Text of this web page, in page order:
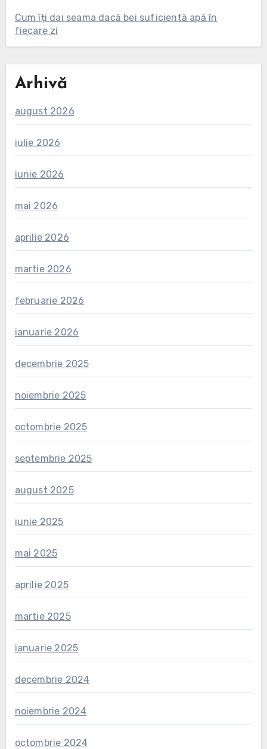
Cum îți dai seama dacă bei suficientă apă în
fiecare zi
Arhivă
august 2026
iulie 2026
iunie 2026
mai 2026
aprilie 2026
martie 2026
februarie 2026
ianuarie 2026
decembrie 2025
noiembrie 2025
octombrie 2025
septembrie 2025
august 2025
iunie 2025
mai 2025
aprilie 2025
martie 2025
ianuarie 2025
decembrie 2024
noiembrie 2024
octombrie 2024